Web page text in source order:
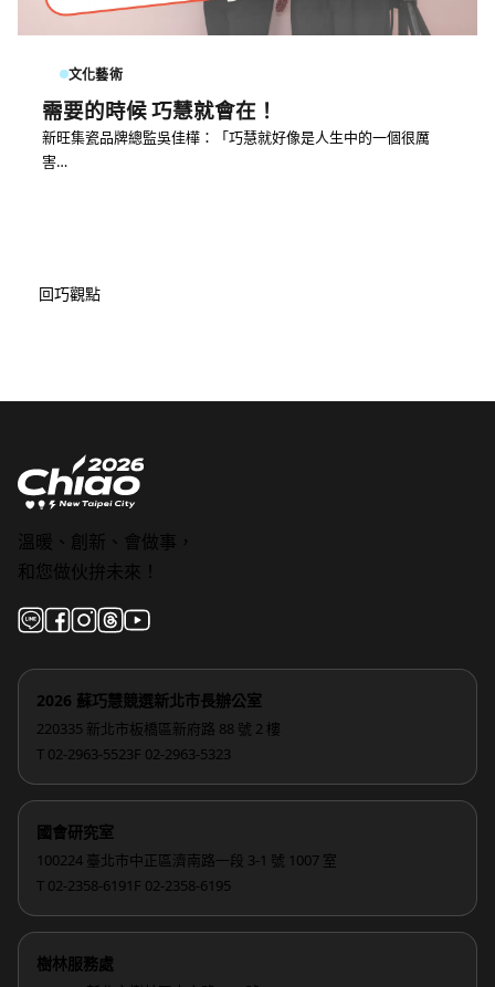
文化藝術
需要的時候 巧慧就會在！
新旺集瓷品牌總監吳佳樺：「巧慧就好像是人生中的一個很厲
害…
回巧觀點
溫暖、創新、會做事，
和您做伙拚未來！
2026 蘇巧慧競選新北市長辦公室
220335 新北市板橋區新府路 88 號 2 樓
T 02-2963-5523F 02-2963-5323
國會研究室
100224 臺北市中正區濟南路一段 3-1 號 1007 室
T 02-2358-6191 F 02-2358-6195
樹林服務處